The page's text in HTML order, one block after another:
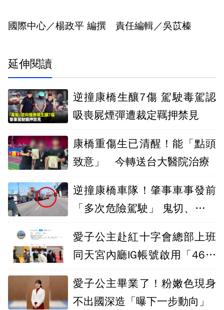
國際中心／楊政平 編撰 責任編輯／吳苡榛
延伸閱讀
逆撞康橋生釀7傷 駕駛毒駕認
吸喪屍煙彈遭裁定羈押禁見
康橋重傷生已清醒！能「點頭
致意」 今轉送台大醫院治療
逆撞康橋車隊！肇事車事發前
「多次危險駕駛」 鬼切、急煞
愛子公主赴紅十字會總部上班
同天宮內廳IG帳號啟用「46萬
愛子公主畢業了！粉嫩色現身
不出國深造「曝下一步動向」